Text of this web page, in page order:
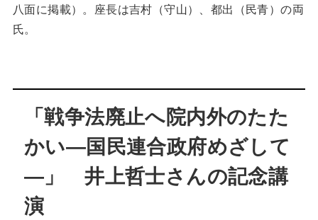
八面に掲載）。座長は吉村（守山）、都出（民青）の両
氏。
「戦争法廃止へ院内外のたた
かい―国民連合政府めざして
―」 井上哲士さんの記念講
演